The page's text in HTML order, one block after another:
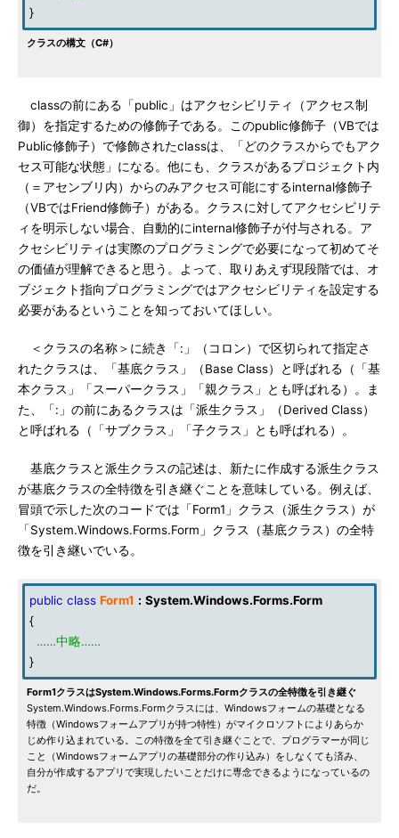
}
クラスの構文（C#）
classの前にある「public」はアクセシビリティ（アクセス制
御）を指定するための修飾子である。このpublic修飾子（VBでは
Public修飾子）で修飾されたclassは、「どのクラスからでもアク
セス可能な状態」になる。他にも、クラスがあるプロジェクト内
（＝アセンブリ内）からのみアクセス可能にするinternal修飾子
（VBではFriend修飾子）がある。クラスに対してアクセシビリテ
ィを明示しない場合、自動的にinternal修飾子が付与される。ア
クセシビリティは実際のプログラミングで必要になって初めてそ
の価値が理解できると思う。よって、取りあえず現段階では、オ
ブジェクト指向プログラミングではアクセシビリティを設定する
必要があるということを知っておいてほしい。
＜クラスの名称＞に続き「:」（コロン）で区切られて指定さ
れたクラスは、「基底クラス」（Base Class）と呼ばれる（「基
本クラス」「スーパークラス」「親クラス」とも呼ばれる）。ま
た、「:」の前にあるクラスは「派生クラス」（Derived Class）
と呼ばれる（「サブクラス」「子クラス」とも呼ばれる）。
基底クラスと派生クラスの記述は、新たに作成する派生クラス
が基底クラスの全特徴を引き継ぐことを意味している。例えば、
冒頭で示した次のコードでは「Form1」クラス（派生クラス）が
「System.Windows.Forms.Form」クラス（基底クラス）の全特
徴を引き継いでいる。
public class Form1 : System.Windows.Forms.Form
{
……中略……
}
Form1クラスはSystem.Windows.Forms.Formクラスの全特徴を引き継ぐ
System.Windows.Forms.Formクラスには、Windowsフォームの基礎となる
特徴（Windowsフォームアプリが持つ特性）がマイクロソフトによりあらか
じめ作り込まれている。この特徴を全て引き継ぐことで、プログラマーが同じ
こと（Windowsフォームアプリの基礎部分の作り込み）をしなくても済み、
自分が作成するアプリで実現したいことだけに専念できるようになっているの
だ。